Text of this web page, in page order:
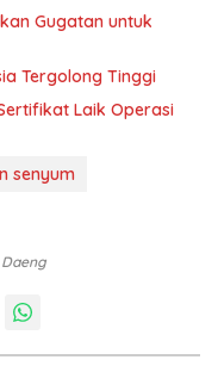
Gugatan untuk
Tergolong Tinggi
Laik Operasi
senyum